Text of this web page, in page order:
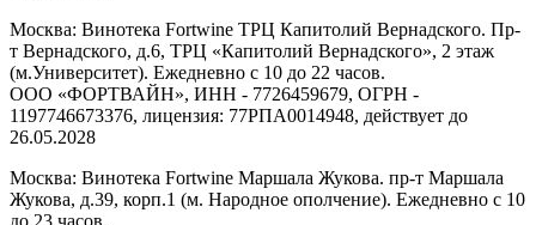
Москва: Винотека Fortwine ТРЦ Капитолий Вернадского. Пр-
т Вернадского, д.6, ТРЦ «Капитолий Вернадского», 2 этаж
(м.Университет). Ежедневно с 10 до 22 часов.
ООО «ФОРТВАЙН», ИНН - 7726459679, ОГРН -
1197746673376, лицензия: 77РПА0014948, действует до
26.05.2028
Москва: Винотека Fortwine Маршала Жукова. пр-т Маршала
Жукова, д.39, корп.1 (м. Народное ополчение). Ежедневно с 10
до 23 часов.